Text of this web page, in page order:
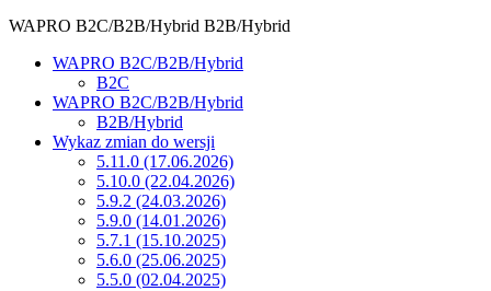
WAPRO B2C/B2B/Hybrid B2B/Hybrid
WAPRO B2C/B2B/Hybrid
B2C
WAPRO B2C/B2B/Hybrid
B2B/Hybrid
Wykaz zmian do wersji
5.11.0 (17.06.2026)
5.10.0 (22.04.2026)
5.9.2 (24.03.2026)
5.9.0 (14.01.2026)
5.7.1 (15.10.2025)
5.6.0 (25.06.2025)
5.5.0 (02.04.2025)